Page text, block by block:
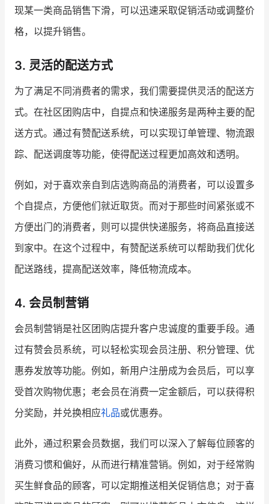
现某一类商品销售下滑，可以迅速采取促销活动或调整价
格，以提升销售。
3. 灵活的配送方式
为了满足不同消费者的需求，我们需要提供灵活的配送方
式。在社区团购店中，自提点和快递服务是两种主要的配
送方式。通过有赞配送系统，可以实现订单管理、物流跟
踪、配送调度等功能，使得配送过程更加高效和透明。
例如，对于喜欢亲自到店选购商品的消费者，可以设置多
个自提点，方便他们就近取货。而对于那些时间紧张或不
方便出门的消费者，则可以提供快递服务，将商品直接送
到家中。在这个过程中，有赞配送系统可以帮助我们优化
配送路线，提高配送效率，降低物流成本。
4. 会员制营销
会员制营销是社区团购店提升客户忠诚度的重要手段。通
过有赞会员系统，可以轻松实现会员注册、积分管理、优
惠券发放等功能。例如，新用户注册成为会员后，可以享
受首次购物优惠；老会员在消费一定金额后，可以获得积
分奖励，并兑换相应礼品或优惠券。
此外，通过积累会员数据，我们可以深入了解每位顾客的
消费习惯和偏好，从而进行精准营销。例如，对于经常购
买生鲜食品的顾客，可以定期推送相关促销信息；对于喜